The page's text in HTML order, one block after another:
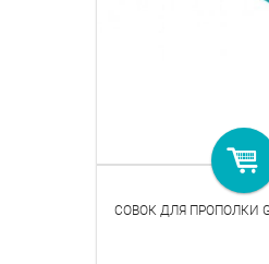
СОВОК ДЛЯ ПРОПОЛКИ